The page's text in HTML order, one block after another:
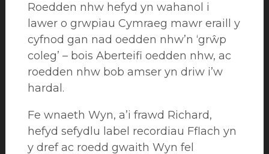
Roedden nhw hefyd yn wahanol i
lawer o grwpiau Cymraeg mawr eraill y
cyfnod gan nad oedden nhw’n ‘grŵp
coleg’ – bois Aberteifi oedden nhw, ac
roedden nhw bob amser yn driw i’w
hardal.
Fe wnaeth Wyn, a’i frawd Richard,
hefyd sefydlu label recordiau Fflach yn
y dref ac roedd gwaith Wyn fel